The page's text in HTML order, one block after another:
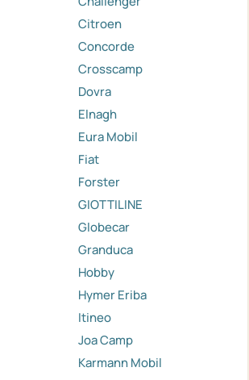
Citroen
Concorde
Crosscamp
Dovra
Elnagh
Eura Mobil
Fiat
Forster
GIOTTILINE
Globecar
Granduca
Hobby
Hymer Eriba
Itineo
Joa Camp
Karmann Mobil